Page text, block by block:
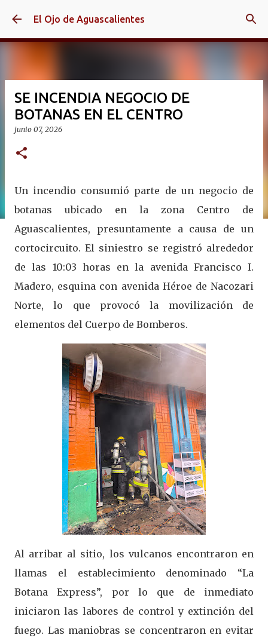
Ir al contenido principal
El Ojo de Aguascalientes
SE INCENDIA NEGOCIO DE
BOTANAS EN EL CENTRO
junio 07, 2026
Un incendio consumió parte de un negocio de
botanas ubicado en la zona Centro de
Aguascalientes, presuntamente a causa de un
cortocircuito. El siniestro se registró alrededor
de las 10:03 horas en la avenida Francisco I.
Madero, esquina con avenida Héroe de Nacozari
Norte, lo que provocó la movilización de
elementos del Cuerpo de Bomberos.
Al arribar al sitio, los vulcanos encontraron en
llamas el establecimiento denominado “La
Botana Express”, por lo que de inmediato
iniciaron las labores de control y extinción del
fuego. Las maniobras se concentraron en evitar